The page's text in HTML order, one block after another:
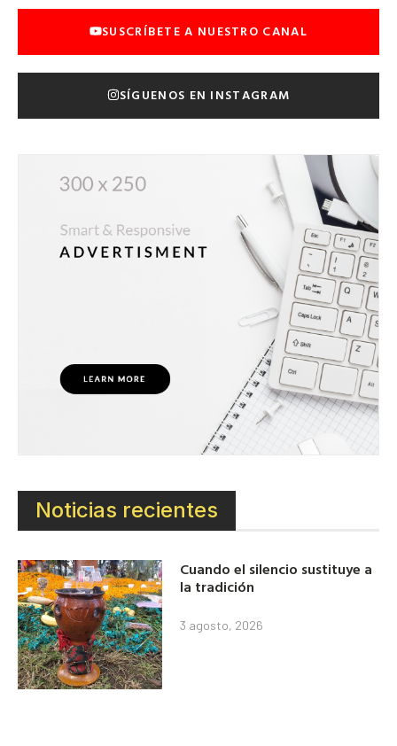
SUSCRÍBETE A NUESTRO CANAL
SÍGUENOS EN INSTAGRAM
Noticias recientes
Cuando el silencio sustituye a
la tradición
3 agosto, 2026